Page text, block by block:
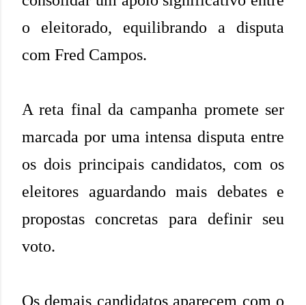
o eleitorado, equilibrando a disputa
com Fred Campos.
A reta final da campanha promete ser
marcada por uma intensa disputa entre
os dois principais candidatos, com os
eleitores aguardando mais debates e
propostas concretas para definir seu
voto.
Os demais candidatos aparecem com o